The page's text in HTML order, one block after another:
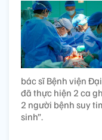
bác sĩ Bệnh viện
đã thực hiện 2 ca
2 người bệnh suy
sinh”.